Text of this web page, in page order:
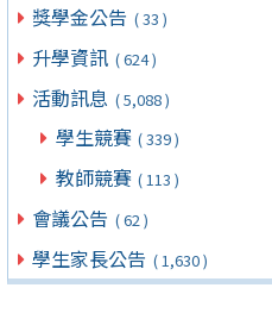
獎學金公告 ( 33 )
升學資訊 ( 624 )
活動訊息 ( 5,088 )
學生競賽 ( 339 )
教師競賽 ( 113 )
會議公告 ( 62 )
學生家長公告 ( 1,630 )